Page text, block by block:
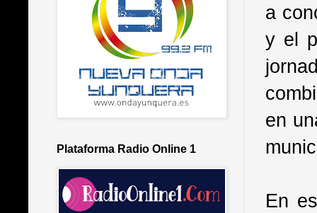
a
y el
en
En
Plataforma Radio Online 1